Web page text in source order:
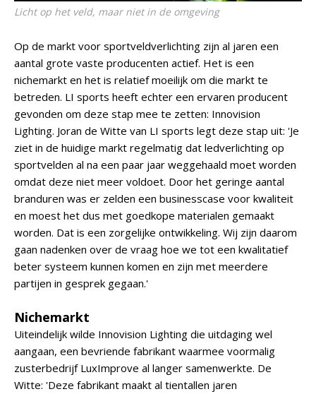
Licht op het veld, maar niet in de omgeving
Op de markt voor sportveldverlichting zijn al jaren een
aantal grote vaste producenten actief. Het is een
nichemarkt en het is relatief moeilijk om die markt te
betreden. LI sports heeft echter een ervaren producent
gevonden om deze stap mee te zetten: Innovision
Lighting. Joran de Witte van LI sports legt deze stap uit: 'Je
ziet in de huidige markt regelmatig dat ledverlichting op
sportvelden al na een paar jaar weggehaald moet worden
omdat deze niet meer voldoet. Door het geringe aantal
branduren was er zelden een businesscase voor kwaliteit
en moest het dus met goedkope materialen gemaakt
worden. Dat is een zorgelijke ontwikkeling. Wij zijn daarom
gaan nadenken over de vraag hoe we tot een kwalitatief
beter systeem kunnen komen en zijn met meerdere
partijen in gesprek gegaan.'
Nichemarkt
Uiteindelijk wilde Innovision Lighting die uitdaging wel
aangaan, een bevriende fabrikant waarmee voormalig
zusterbedrijf LuxImprove al langer samenwerkte. De
Witte: 'Deze fabrikant maakt al tientallen jaren